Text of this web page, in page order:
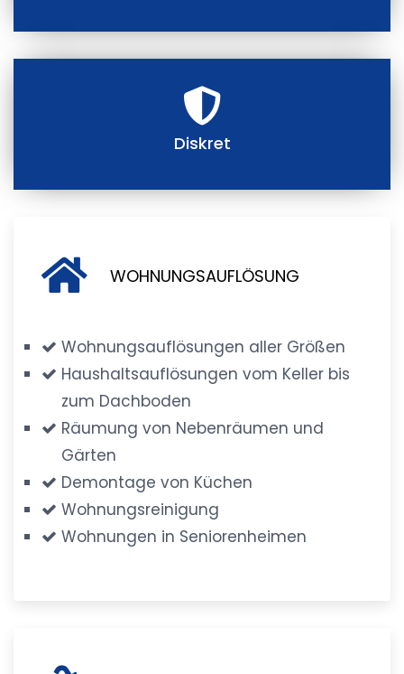
Diskret
WOHNUNGSAUFLÖSUNG
Wohnungsauflösungen aller Größen
Haushaltsauflösungen vom Keller bis
zum Dachboden
Räumung von Nebenräumen und
Gärten
Demontage von Küchen
Wohnungsreinigung
Wohnungen in Seniorenheimen